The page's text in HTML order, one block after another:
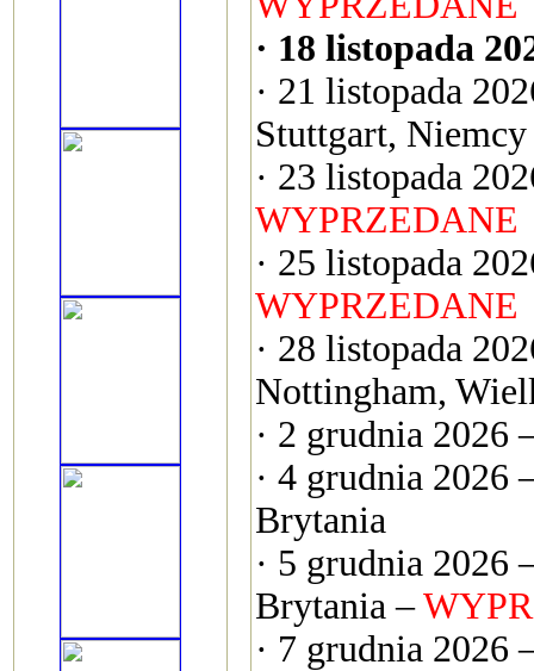
· 18 listopada
· 21 listopada
Stuttgart, Niemcy
· 23 listopada
WYPRZEDANE
· 25 listopada
WYPRZEDANE
· 28 listopada
Nottingham,
· 2 grudnia 2026
· 4 grudnia 2026
Brytania
· 5 grudnia 2026
Brytania –
· 7 grudnia